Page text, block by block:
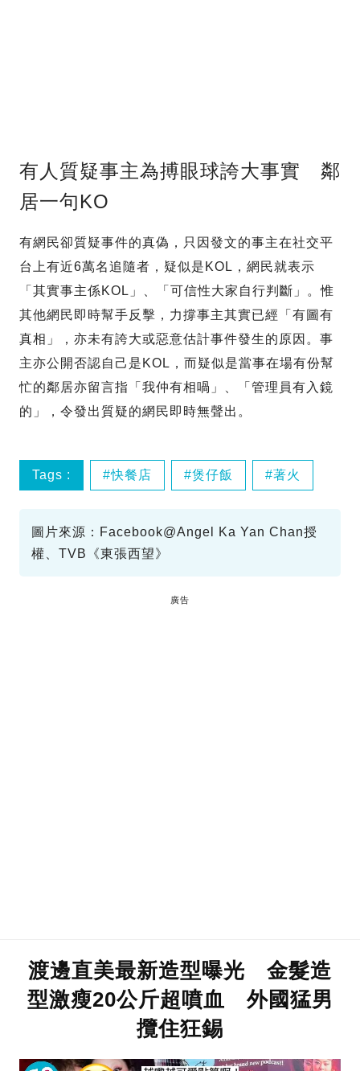
有人質疑事主為搏眼球誇大事實 鄰
居一句KO
有網民卻質疑事件的真偽，只因發文的事主在社交平
台上有近6萬名追隨者，疑似是KOL，網民就表示
「其實事主係KOL」、「可信性大家自行判斷」。惟
其他網民即時幫手反擊，力撐事主其實已經「有圖有
真相」，亦未有誇大或惡意估計事件發生的原因。事
主亦公開否認自己是KOL，而疑似是當事在場有份幫
忙的鄰居亦留言指「我仲有相喎」、「管理員有入鏡
的」，令發出質疑的網民即時無聲出。
Tags : 快餐店 煲仔飯 著火
圖片來源：Facebook@Angel Ka Yan Chan授
權、TVB《東張西望》
廣告
渡邊直美最新造型曝光 金髮造
型激瘦20公斤超噴血 外國猛男
攬住狂錫